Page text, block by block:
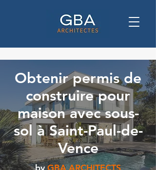
Obtenir permis de
construire pour
maison avec sous-
sol à Saint-Paul-de-
Vence